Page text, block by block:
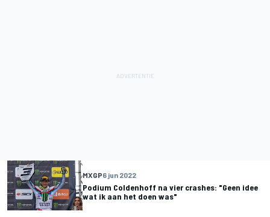
MXGP6 jun 2022
Podium Coldenhoff na vier crashes: "Geen idee
wat ik aan het doen was"